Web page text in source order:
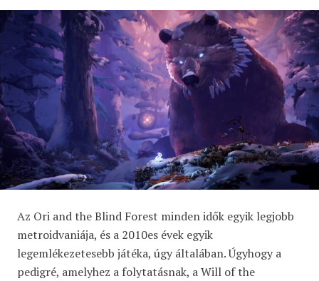
Az Ori and the Blind Forest minden idők egyik legjobb
metroidvaniája, és a 2010es évek egyik
legemlékezetesebb játéka, úgy általában. Úgyhogy a
pedigré, amelyhez a folytatásnak, a Will of the